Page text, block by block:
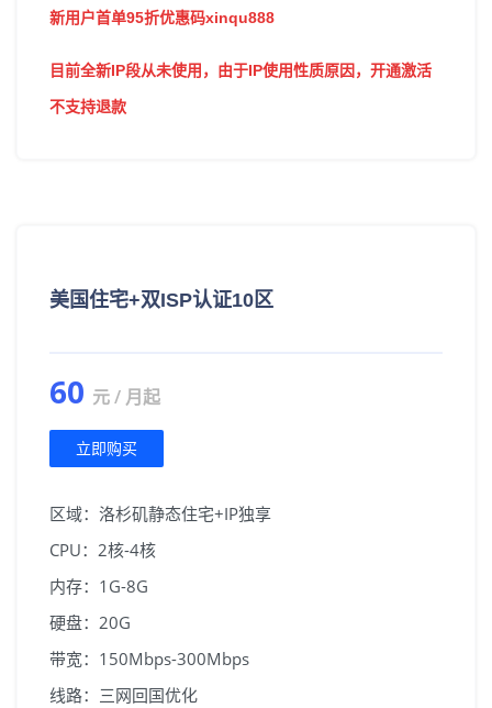
新用户首单95折优惠码xinqu888
目前全新IP段从未使用，由于IP使用性质原因，开通激活
不支持退款
美国住宅+双ISP认证10区
60 元 / 月起
立即购买
区域：洛杉矶静态住宅+IP独享
CPU：2核-4核
内存：1G-8G
硬盘：20G
带宽：150Mbps-300Mbps
线路：三网回国优化